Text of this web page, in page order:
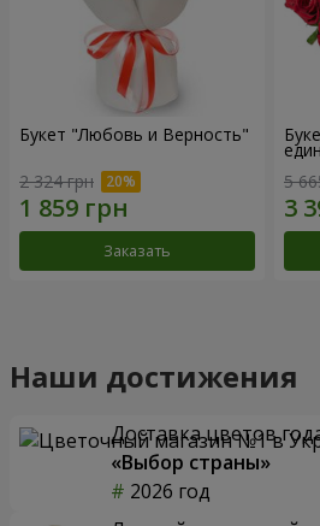
Букет "Любовь и Верность"
2 324 грн
Заказать
5
Наши достижения
Доставка цветов
«Выбор страны»
2026 год